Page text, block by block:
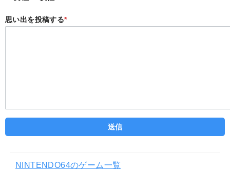
思い出を投稿する*
NINTENDO64のゲーム一覧